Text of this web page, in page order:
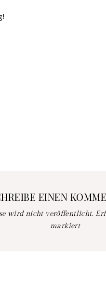
EINEN
wird nicht veröffentlicht.
markiert